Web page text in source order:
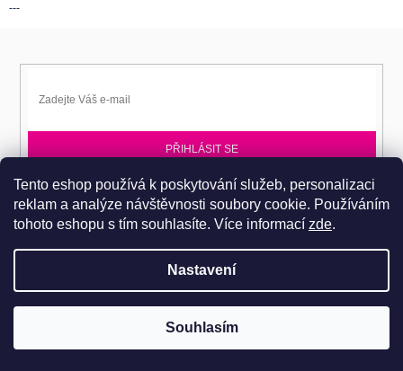
Tento eshop používá k poskytování služeb, personalizaci
reklam a analýze návštěvnosti soubory cookie. Používáním
tohoto eshopu s tím souhlasíte. Více informací zde.
Nastavení
Souhlasím
Pro návštěvu do prodejního centra je nutné se objednat. Tel.: 724
---
PŘIHLÁSIT SE
Přihlaste se k EPITA-DD a získávejte novinky jako první.